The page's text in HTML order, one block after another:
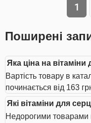
1
Поширені
Яка ціна на
Вартість товару в
починається від 163
Які вітаміни для
Недорогими товарами